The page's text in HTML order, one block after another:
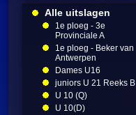
Alle uitslagen
1e ploeg - 3e
Provinciale A
1e ploeg - Beker van
Antwerpen
Dames U16
juniors U 21 Reeks B
U 10 (Q)
U 10(D)